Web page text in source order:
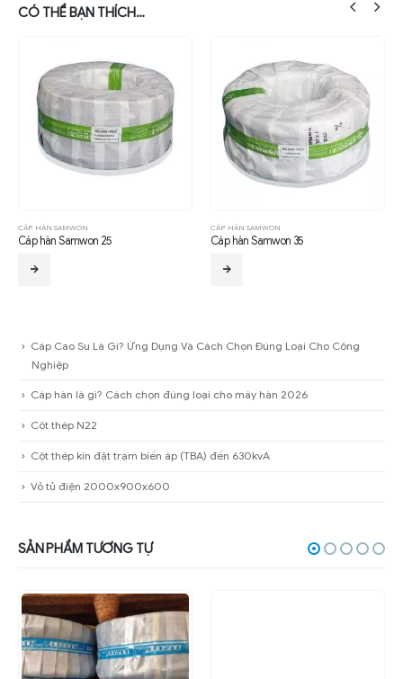
CÓ THỂ BẠN THÍCH…
CÁP HÀN SAMWON
Cáp hàn Samwon 25
CÁP HÀN SAMWON
Cáp hàn Samwon 35
Cáp Cao Su Là Gì? Ứng Dụng Và Cách Chọn Đúng Loại Cho Công
Nghiệp
Cáp hàn là gì? Cách chọn đúng loại cho máy hàn 2026
Cột thép N22
Cột thép kín đặt trạm biến áp (TBA) đến 630kvA
Vỏ tủ điện 2000x900x600
SẢN PHẨM TƯƠNG TỰ